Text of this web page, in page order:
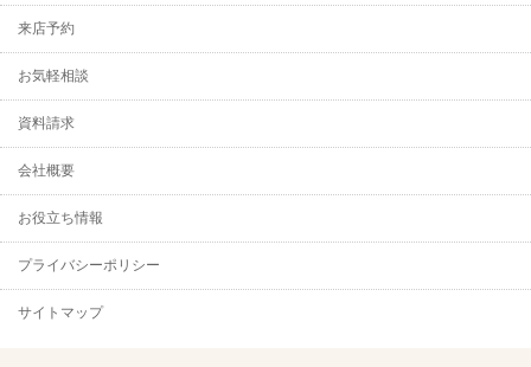
来店予約
お気軽相談
資料請求
会社概要
お役立ち情報
プライバシーポリシー
サイトマップ